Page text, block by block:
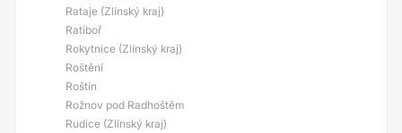
Rataje (Zlínský kraj)
Ratiboř
Rokytnice (Zlínský kraj)
Roštění
Roštín
Rožnov pod Radhoštěm
Rudice (Zlínský kraj)